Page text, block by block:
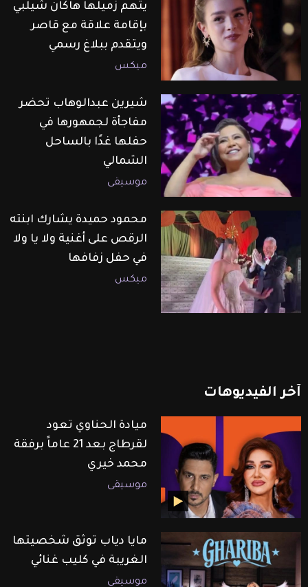
يتهم زميلها هاكان شيلبي
بإقامة علاقة مع قاصر
ويتقدم ببلاغ رسمي
ميكس
شيرين عبدالوهاب تحضر
مفاجأة لجمهورها في
حفلها غدًا بالساحل
الشمالي
موسيقى
محمود حميدة يشارك ابنته
الرقص على أغنية ولا يا ولا
في حفل زفافها
ميكس
آخر الفيديوهات
ميادة الحناوي تعود
لقرطاج بعد 21 عاماً برفقة
محمد خيري
موسيقى
مايا دياب توثق شخصيتها
الغريبة في كليب غنائي
موسيقى